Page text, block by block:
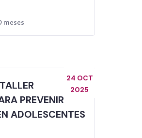
meses
24 OCT
2025
PREVENIR
ADOLESCENTES